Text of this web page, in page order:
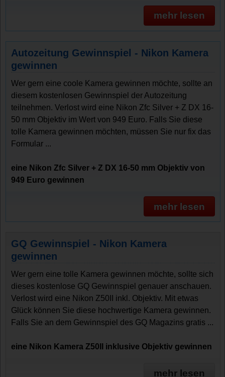
mehr lesen
Autozeitung Gewinnspiel - Nikon Kamera
gewinnen
Wer gern eine coole Kamera gewinnen möchte, sollte an
diesem kostenlosen Gewinnspiel der Autozeitung
teilnehmen. Verlost wird eine Nikon Zfc Silver + Z DX 16-
50 mm Objektiv im Wert von 949 Euro. Falls Sie diese
tolle Kamera gewinnen möchten, müssen Sie nur fix das
Formular ...
eine Nikon Zfc Silver + Z DX 16-50 mm Objektiv von
949 Euro gewinnen
mehr lesen
GQ Gewinnspiel - Nikon Kamera
gewinnen
Wer gern eine tolle Kamera gewinnen möchte, sollte sich
dieses kostenlose GQ Gewinnspiel genauer anschauen.
Verlost wird eine Nikon Z50II inkl. Objektiv. Mit etwas
Glück können Sie diese hochwertige Kamera gewinnen.
Falls Sie an dem Gewinnspiel des GQ Magazins gratis ...
eine Nikon Kamera Z50II inklusive Objektiv gewinnen
mehr lesen